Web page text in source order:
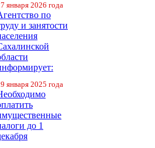
января 2026 года
по
и занятости
января 2025 года
до 1